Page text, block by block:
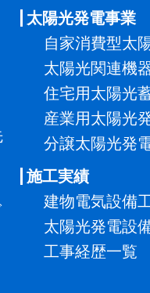
太陽光発電事業
自家消費型太
太陽光関連機
住宅用太陽光
産業用太陽光
分譲太陽光発
施工実績
建物電気設備
太陽光発電設
工事経歴一覧